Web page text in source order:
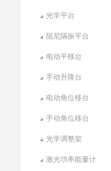
光学平台
阻尼隔振平台
电动平移台
手动升降台
电动角位移台
手动角位移台
光学调整架
激光功率能量计